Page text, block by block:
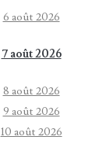
6 août 2026
7 août 2026
8 août 2026
9 août 2026
10 août 2026